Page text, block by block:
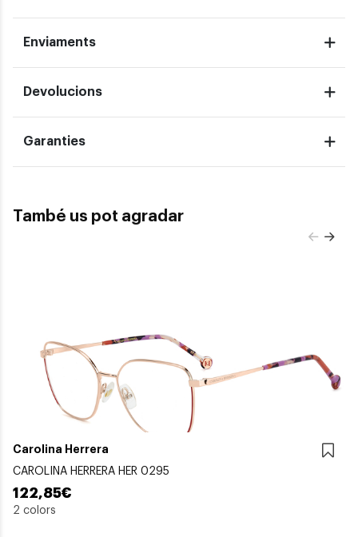
Enviaments
Devolucions
Garanties
També us pot agradar
Carolina Herrera
CAROLINA HERRERA HER 0295
122,85€
2 colors